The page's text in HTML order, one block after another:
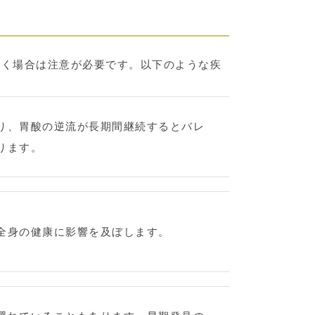
場合は注意が必要です。以下のような疾
胃酸の逆流が長期間継続するとバレ
す。
の健康に影響を及ぼします。